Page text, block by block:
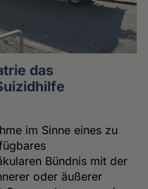
das
im Sinne eines zu
Bündnis mit der
oder äußerer